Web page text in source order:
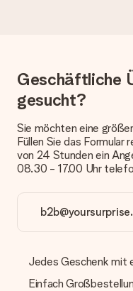
Derzeit können wir
anbieten. Das
Päckchen versendet.
Kundenservice.
Zahlung
Wir bieten die
mit normaler
Kreditkarte oder auf
manuellen
Geschenk
Geschäftliche
gesucht?
Sie möchten eine
Füllen Sie das Formular
von 24 Stunden ein
08.30 - 17.00 Uhr
Jedes Geschenk mit
Einfach